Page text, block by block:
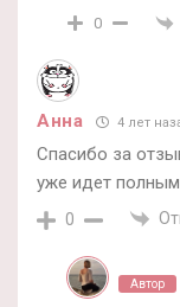
0
Анна 4 лет
Спасибо за
уже идет
0
Автор